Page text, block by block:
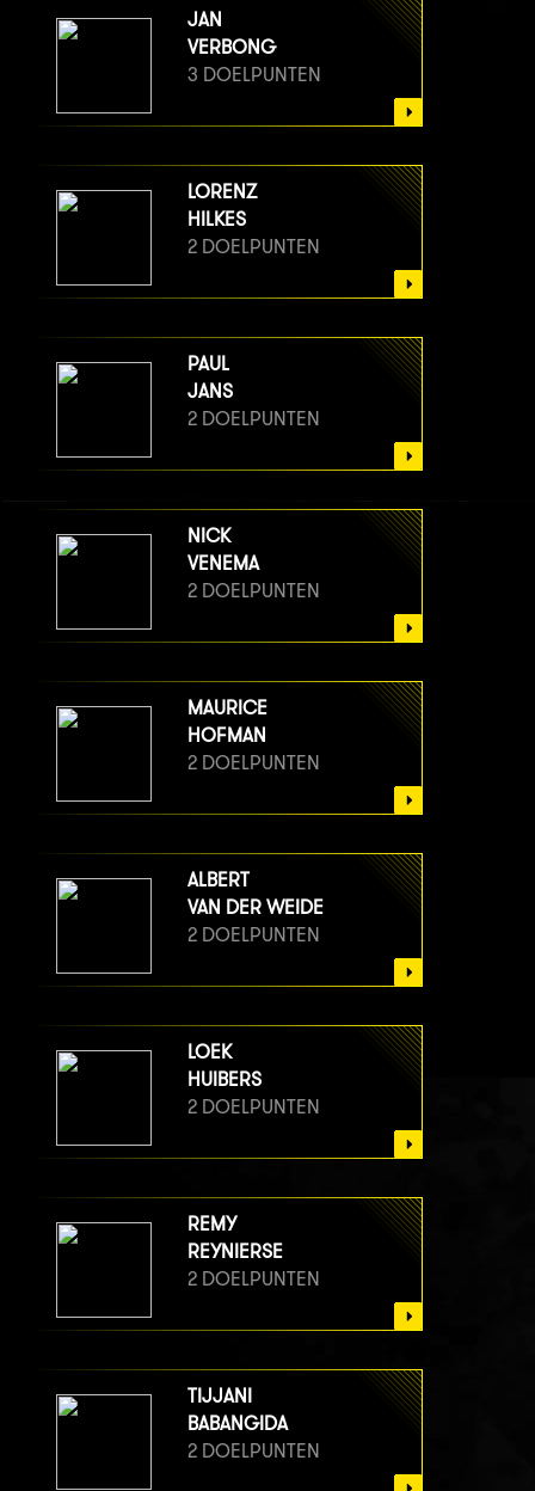
JAN
VERBONG
3 DOELPUNTEN
LORENZ
HILKES
2 DOELPUNTEN
PAUL
JANS
2 DOELPUNTEN
NICK
VENEMA
2 DOELPUNTEN
MAURICE
HOFMAN
2 DOELPUNTEN
ALBERT
VAN DER WEIDE
2 DOELPUNTEN
LOEK
HUIBERS
2 DOELPUNTEN
REMY
REYNIERSE
2 DOELPUNTEN
TIJJANI
BABANGIDA
2 DOELPUNTEN